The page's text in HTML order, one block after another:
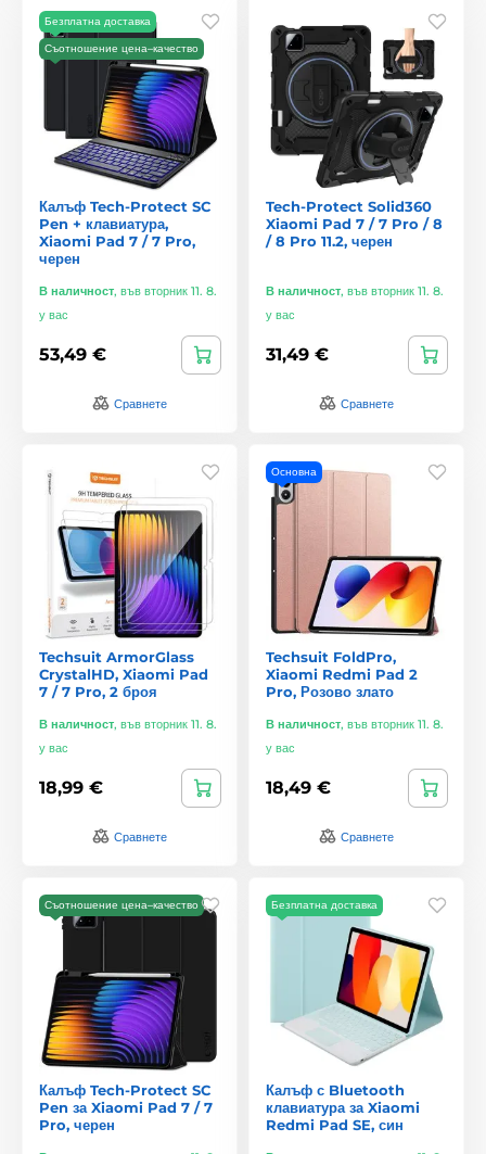
Безплатна доставка
Съотношение цена–качество
Калъф Tech-Protect SC
Pen + клавиатура,
Xiaomi Pad 7 / 7 Pro,
черен
В наличност, във вторник 11. 8.
у вас
53,49 €
Сравнете
Tech-Protect Solid360
Xiaomi Pad 7 / 7 Pro / 8
/ 8 Pro 11.2, черен
В наличност, във вторник 11. 8.
у вас
31,49 €
Сравнете
Techsuit ArmorGlass
CrystalHD, Xiaomi Pad
7 / 7 Pro, 2 броя
В наличност, във вторник 11. 8.
у вас
18,99 €
Сравнете
Основна
Techsuit FoldPro,
Xiaomi Redmi Pad 2
Pro, Розово злато
В наличност, във вторник 11. 8.
у вас
18,49 €
Сравнете
Съотношение цена–качество
Калъф Tech-Protect SC
Pen за Xiaomi Pad 7 / 7
Pro, черен
Безплатна доставка
Калъф с Bluetooth
клавиатура за Xiaomi
Redmi Pad SE, син